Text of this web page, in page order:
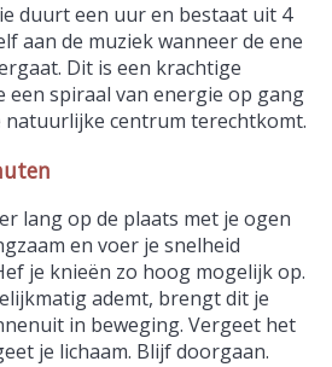
duurt een uur en bestaat uit 4
aan de muziek wanneer de ene
Dit is een krachtige
een spiraal van energie op gang
natuurlijke centrum terechtkomt.
lang op de plaats met je ogen
en voer je snelheid
je knieën zo hoog mogelijk op.
ademt, brengt dit je
in beweging. Vergeet het
je lichaam. Blijf doorgaan.